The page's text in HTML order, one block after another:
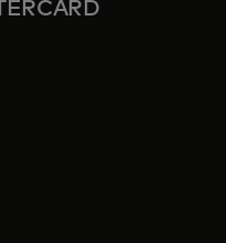
tab
new tab
in a new tab
a new tab